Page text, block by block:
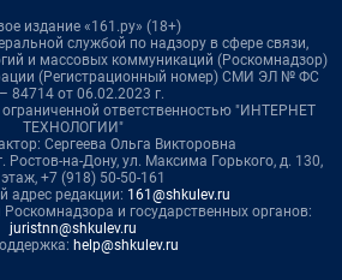
издание «161.ру» (18+)
службой по надзору в сфере связи,
и массовых коммуникаций (Роскомнадзор)
(Регистрационный номер) СМИ ЭЛ № ФС
84714 от 06.02.2023 г.
ответственностью "ИНТЕРНЕТ
ТЕХНОЛОГИИ"
Сергеева Ольга Викторовна
Ростов-на-Дону, ул. Максима Горького, д. 130,
+7 (918) 50-50-161
адрес редакции: 161@shkulev.ru
и государственных органов:
juristnn@shkulev.ru
help@shkulev.ru